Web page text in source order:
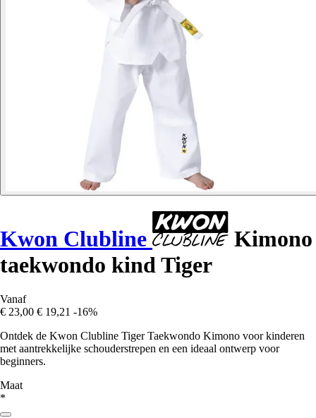
Kwon Clubline
Kimono
taekwondo kind Tiger
Vanaf
€ 23,00 € 19,21 -16%
Ontdek de Kwon Clubline Tiger Taekwondo Kimono voor kinderen
met aantrekkelijke schouderstrepen en een ideaal ontwerp voor
beginners.
Maat
*